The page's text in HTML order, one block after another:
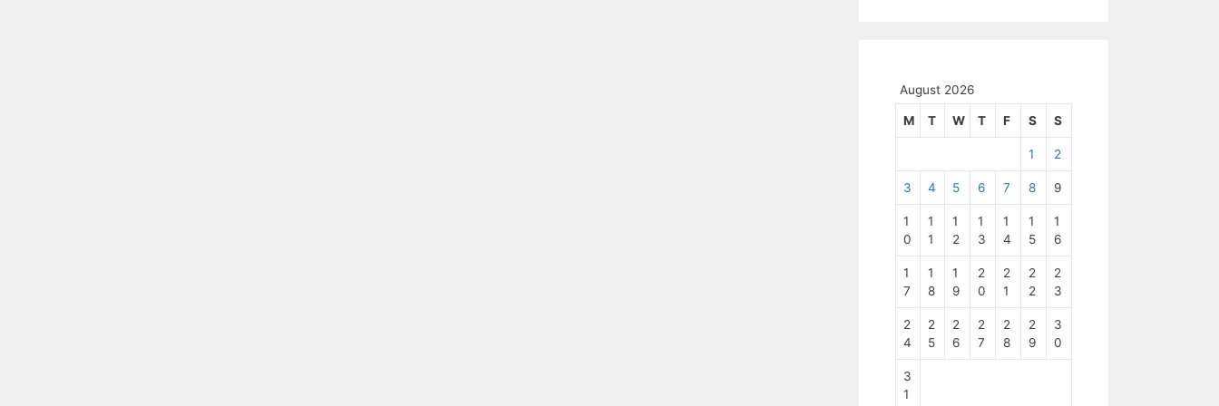
August 2026
M T W T F S S
1 2
3 4 5 6 7 8 9
1
0
1
1
1
2
1
3
1
4
1
5
1
6
1
7
1
8
1
9
2
0
2
1
2
2
2
3
2
4
2
5
2
6
2
7
2
8
2
9
3
0
3
1